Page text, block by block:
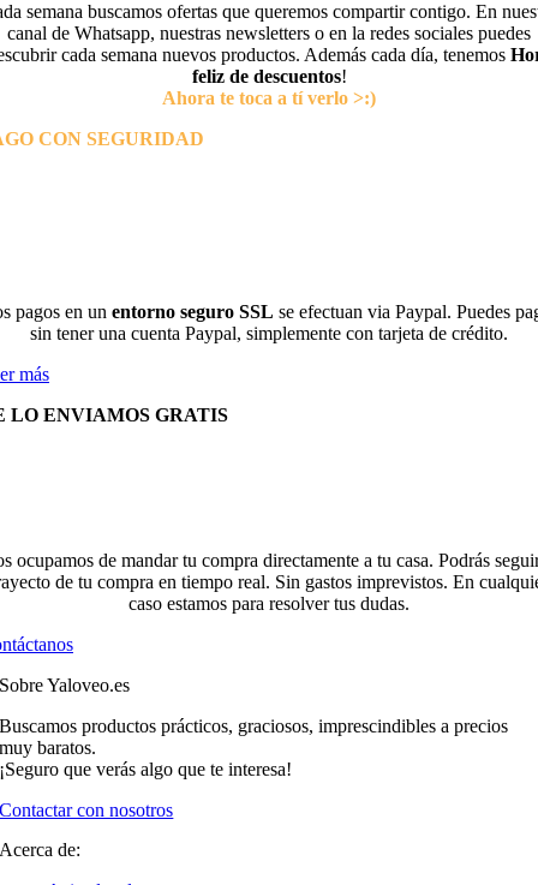
semana buscamos ofertas que queremos compartir contigo. En
canal de Whatsapp, nuestras newsletters o en la redes sociales puedes
cada semana nuevos productos. Además cada día, tenemos
feliz de descuentos!
Ahora te toca a tí verlo >:)
CON SEGURIDAD
pagos en un entorno seguro SSL se efectuan via Paypal. Puedes
sin tener una cuenta Paypal, simplemente con tarjeta de crédito.
más
LO ENVIAMOS GRATIS
ocupamos de mandar tu compra directamente a tu casa. Podrás
de tu compra en tiempo real. Sin gastos imprevistos. En
caso estamos para resolver tus dudas.
Sobre Yaloveo.es
Buscamos productos prácticos, graciosos, imprescindibles a precios
muy baratos.
¡Seguro que verás algo que te interesa!
Contactar con nosotros
Acerca de: